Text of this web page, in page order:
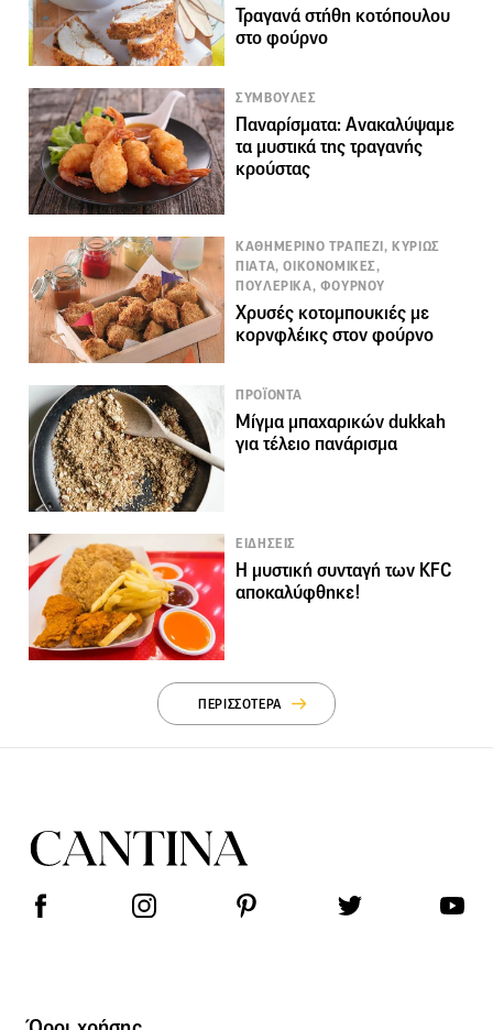
Τραγανά στήθη κοτόπουλου
στο φούρνο
ΣΥΜΒΟΥΛΕΣ
Παναρίσματα: Ανακαλύψαμε
τα μυστικά της τραγανής
κρούστας
ΚΑΘΗΜΕΡΙΝΟ ΤΡΑΠΕΖΙ, ΚΥΡΙΩΣ
ΠΙΑΤΑ, ΟΙΚΟΝΟΜΙΚΕΣ,
ΠΟΥΛΕΡΙΚΑ, ΦΟΥΡΝΟΥ
Χρυσές κοτομπουκιές με
κορνφλέικς στον φούρνο
ΠΡΟΪΟΝΤΑ
Μίγμα μπαχαρικών dukkah
για τέλειο πανάρισμα
ΕΙΔΗΣΕΙΣ
Η μυστική συνταγή των KFC
αποκαλύφθηκε!
ΠΕΡΙΣΣΟΤΕΡΑ